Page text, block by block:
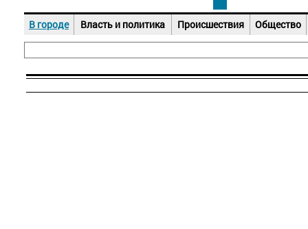
В городе Власть и политика Происшествия Общество